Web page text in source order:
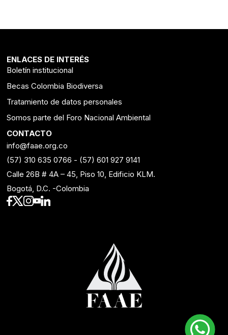
ENLACES DE INTERÉS
Boletín institucional
Becas Colombia Biodiversa
Tratamiento de datos personales
Somos parte del Foro Nacional Ambiental
CONTACTO
info@faae.org.co
(57) 310 635 0766 - (57) 601 927 9141
Calle 26B # 4A – 45, Piso 10, Edificio KLM.
Bogotá, D.C. -Colombia